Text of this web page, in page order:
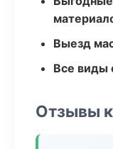
Выезд
Все виды
Отзывы